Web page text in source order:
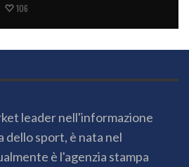
106
leader nell'informazione
dello sport, è nata nel
è l'agenzia stampa